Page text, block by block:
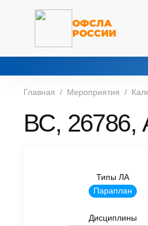
ОФСЛА
РОССИИ
Главная Мероприятия
ВС, 26786,
Типы ЛА
Параплан
Дисциплины